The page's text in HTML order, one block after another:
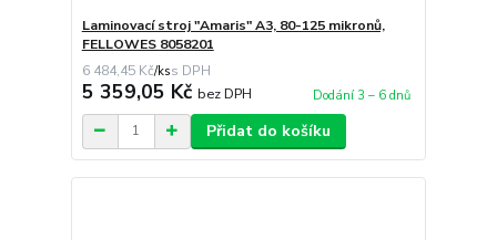
Laminovací stroj "Amaris" A3, 80-125 mikronů,
FELLOWES 8058201
6 484,45 Kč/ks
5 359,05 Kč bez DPH Dodání 3 – 6 dnů
Přidat do košíku